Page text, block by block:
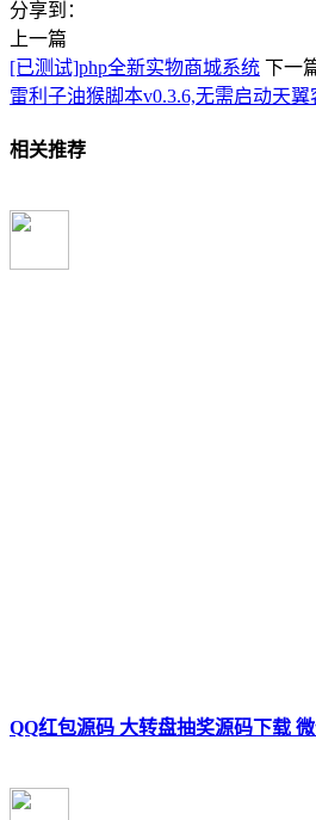
分享到：
上一篇
[已测试]php全新实物商城系统 下一
雷利子油猴脚本v0.3.6,无需启动天
相关推荐
QQ红包源码 大转盘抽奖源码下载